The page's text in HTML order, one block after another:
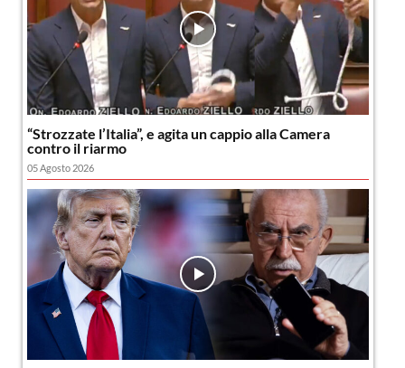
“Strozzate l’Italia”, e agita un cappio alla Camera
contro il riarmo
05 Agosto 2026